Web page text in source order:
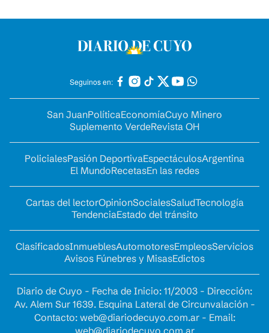
Seguinos en:
San JuanPolíticaEconomíaCuyo Minero
Suplemento VerdeRevista OH
PolicialesPasión DeportivaEspectáculosArgentina
El MundoRecetasEn las redes
Cartas del lectorOpinionSocialesSaludTecnología
TendenciaEstado del tránsito
ClasificadosInmueblesAutomotoresEmpleosServicios
Avisos Fúnebres y MisasEdictos
Diario de Cuyo - Fecha de Inicio: 11/2003 - Dirección:
Av. Alem Sur 1639. Esquina Lateral de Circunvalación -
Contacto: web@diariodecuyo.com.ar- Email: